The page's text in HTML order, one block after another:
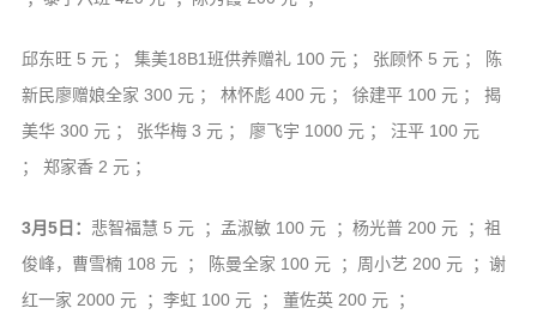
邱东旺 5 元 ； 集美18B1班供养赠礼 100 元 ； 张顾怀 5 元 ； 陈
新民廖赠娘全家 300 元 ； 林怀彪 400 元 ； 徐建平 100 元 ； 揭
美华 300 元 ； 张华梅 3 元 ； 廖飞宇 1000 元 ； 汪平 100 元
； 郑家香 2 元 ；
3月5日： 悲智福慧 5 元 ；孟淑敏 100 元 ；杨光普 200 元 ；祖
俊峰，曹雪楠 108 元 ； 陈曼全家 100 元 ；周小艺 200 元 ；谢
红一家 2000 元 ；李虹 100 元 ； 董佐英 200 元 ；